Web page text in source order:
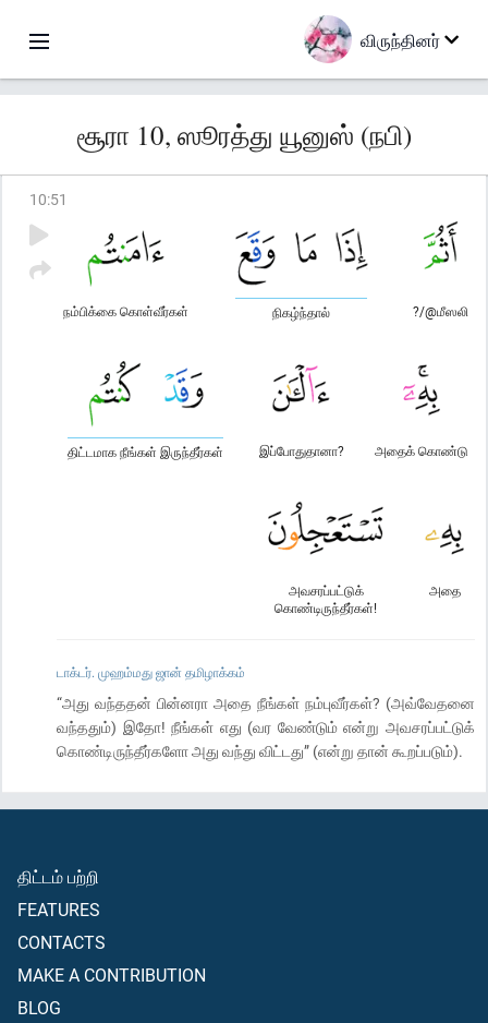
விருந்தினர்
சூரா 10, ஸூரத்து யூனுஸ் (நபி)
10:51
?/@மீஸலி
நிகழ்ந்தால்
நம்பிக்கை கொள்வீர்கள்
அதைக் கொண்டு
இப்போதுதானா?
திட்டமாக நீங்கள் இருந்தீர்கள்
அதை
அவசரப்பட்டுக்
கொண்டிருந்தீர்கள்!
டாக்டர். முஹம்மது ஜான் தமிழாக்கம்
“அது வந்ததன் பின்னரா அதை நீங்கள் நம்புவீர்கள்? (அவ்வேதனை
வந்ததும்) இதோ! நீங்கள் எது (வர வேண்டும் என்று அவசரப்பட்டுக்
கொண்டிருந்தீர்களோ அது வந்து விட்டது” (என்று தான் கூறப்படும்).
திட்டம் பற்றி
FEATURES
CONTACTS
MAKE A CONTRIBUTION
BLOG